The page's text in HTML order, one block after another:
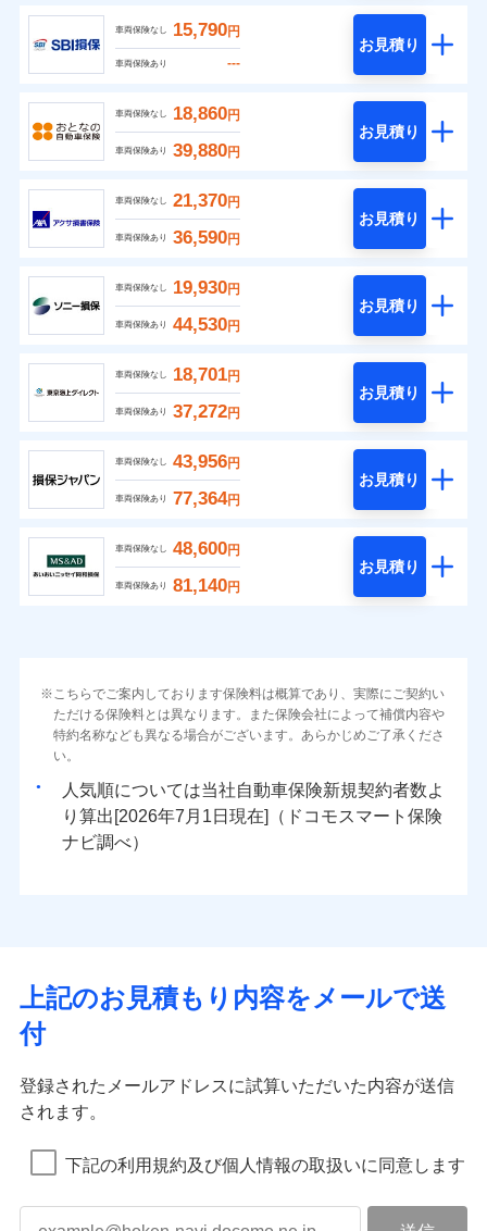
車両保険なし 15,790円
車両保険あり ---
お見積り
車両保険なし 18,860円
車両保険あり 39,880円
お見積り
車両保険なし 21,370円
車両保険あり 36,590円
お見積り
車両保険なし 19,930円
車両保険あり 44,530円
お見積り
車両保険なし 18,701円
車両保険あり 37,272円
お見積り
車両保険なし 43,956円
車両保険あり 77,364円
お見積り
車両保険なし 48,600円
車両保険あり 81,140円
お見積り
こちらでご案内しております保険料は概算であり、実際にご契約い
ただける保険料とは異なります。また保険会社によって補償内容や
特約名称なども異なる場合がございます。あらかじめご了承くださ
い。
人気順については当社
新規契約者数よ
り算出[
年 月
日現在]（ドコモスマート保険
ナビ調べ）
上記のお見積もり内容をメールで送
付
登録されたメールアドレスに試算いただいた内容が送信
されます。
下記の利用規約及び個人情報の取扱いに同意します